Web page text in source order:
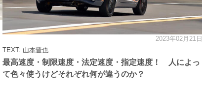
最高速度・制限速度・法定速度・指定速度！ 人によっ
て色々使うけどそれぞれ何が違うのか？
TEXT: 山本晋也
テ
ゴ
リ
ー
2023年02月21日